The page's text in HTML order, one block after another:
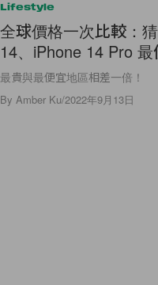
Lifestyle
全球價格一次比較：
14、iPhone 14 Pro 最
最貴與最便宜地區相差一倍！
By Amber Ku/2022年9月13日